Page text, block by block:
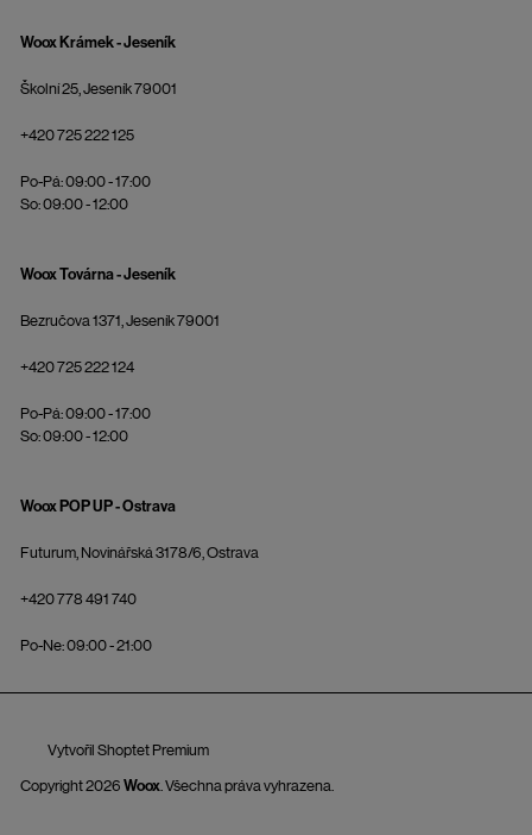
Woox Krámek - Jeseník
Školní 25, Jeseník 79001
+420 725 222 125
Po-Pá: 09:00 - 17:00
So: 09:00 - 12:00
Woox Továrna - Jeseník
Bezručova 1371, Jeseník 79001
+420 725 222 124
Po-Pá: 09:00 - 17:00
So: 09:00 - 12:00
Woox POP UP - Ostrava
Futurum, Novinářská 3178/6, Ostrava
+420 778 491 740
Po-Ne: 09:00 - 21:00
Vytvořil Shoptet Premium
Copyright 2026 Woox . Všechna práva vyhrazena.